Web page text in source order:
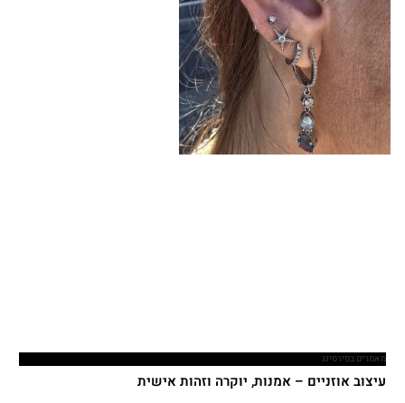
מאמרים בפירסינג
עיצוב אוזניים – אמנות, יוקרה וזהות אישית